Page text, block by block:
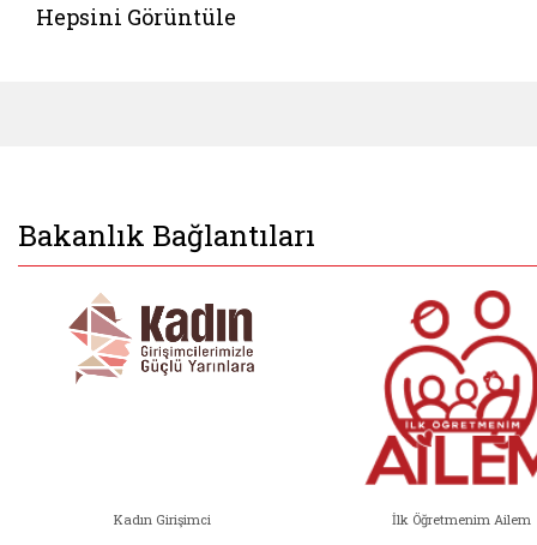
Hepsini Görüntüle
Bakanlık Bağlantıları
Kadın Girişimci İlk Öğretmenim Ailem